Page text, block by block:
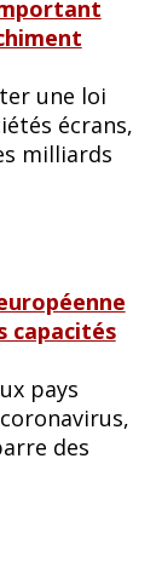
une loi
écrans,
milliards
capacités
pays
des